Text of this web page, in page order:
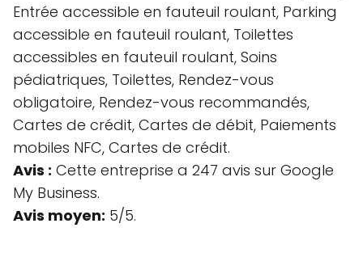
Entrée accessible en fauteuil roulant, Parking
accessible en fauteuil roulant, Toilettes
accessibles en fauteuil roulant, Soins
pédiatriques, Toilettes, Rendez-vous
obligatoire, Rendez-vous recommandés,
Cartes de crédit, Cartes de débit, Paiements
mobiles NFC, Cartes de crédit.
Avis : Cette entreprise a 247 avis sur Google
My Business.
Avis moyen: 5/5.